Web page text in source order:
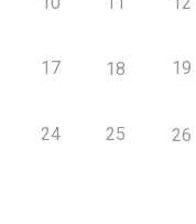
17 18 19
24 25 26